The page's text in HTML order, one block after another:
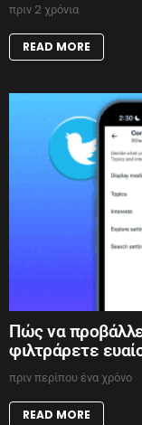
πριν 2 χρόνια
READ MORE
Πώς να
φιλτράρετε
πριν περίπου ένα χρόνο
READ MORE